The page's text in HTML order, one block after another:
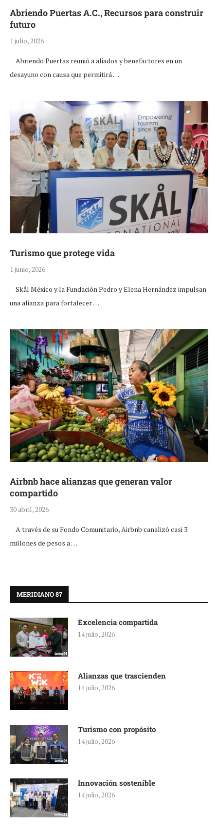
Abriendo Puertas A.C., Recursos para construir
futuro
1 julio, 2026
Abriendo Puertas reunió a aliados y benefactores en un
desayuno con causa que permitirá …
Turismo que protege vida
1 junio, 2026
Skål México y la Fundación Pedro y Elena Hernández impulsan
una alianza para fortalecer …
Airbnb hace alianzas que generan valor
compartido
30 abril, 2026
A través de su Fondo Comunitario, Airbnb canalizó casi 3
millones de pesos a …
MERIDIANO 87
Excelencia compartida
14 julio, 2026
Alianzas que trascienden
14 julio, 2026
Turismo con propósito
14 julio, 2026
Innovación sostenible
14 julio, 2026